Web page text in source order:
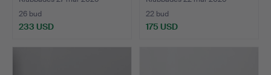
26 bud
233 USD
22 bud
175 USD